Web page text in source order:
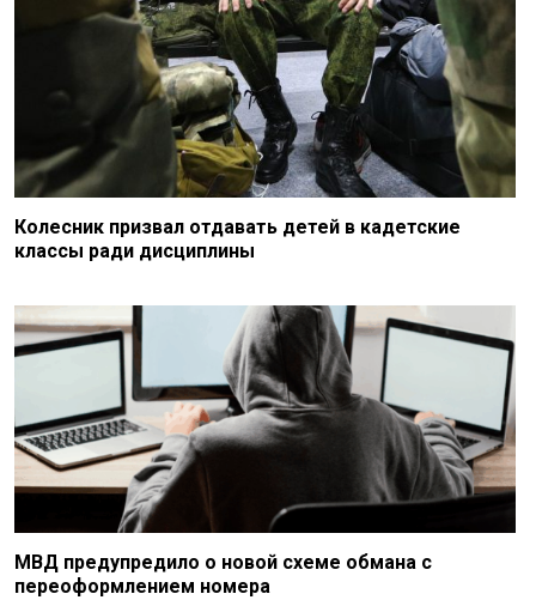
Колесник призвал отдавать детей в кадетские
классы ради дисциплины
МВД предупредило о новой схеме обмана с
переоформлением номера